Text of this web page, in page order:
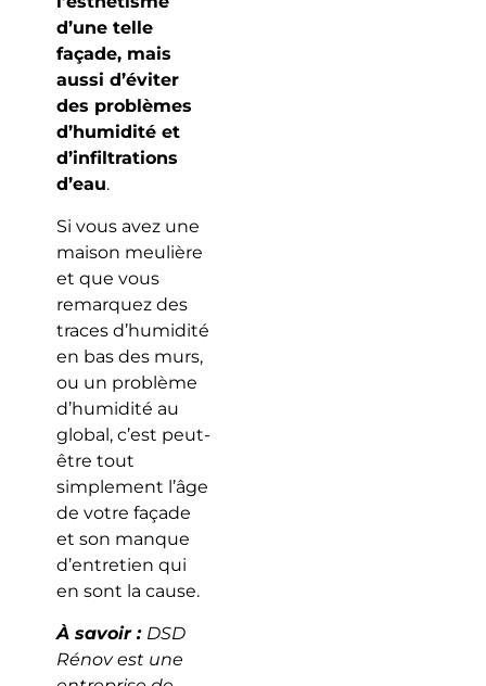
d’une telle
façade, mais
aussi d’éviter
des problèmes
d’humidité et
d’infiltrations
d’eau.
Si vous avez une
maison meulière
et que vous
remarquez des
traces d’humidité
en bas des murs,
ou un problème
d’humidité au
global, c’est peut-
être tout
simplement l’âge
de votre façade
et son manque
d’entretien qui
en sont la cause.
À savoir : DSD
Rénov est une